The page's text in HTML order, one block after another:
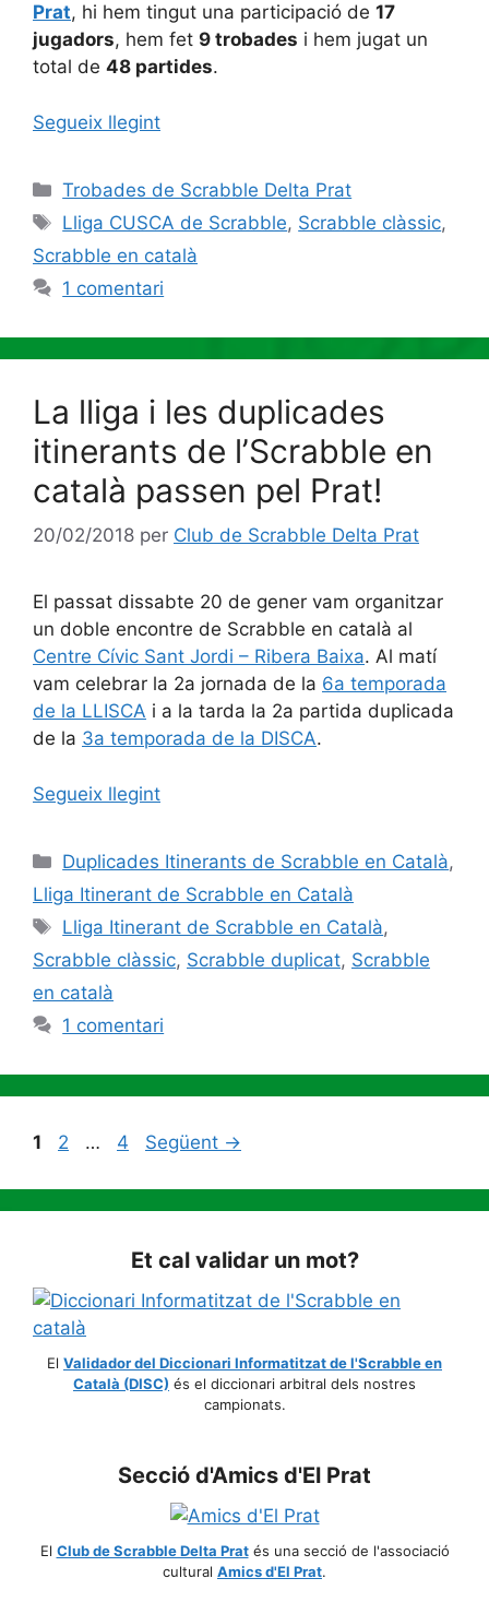
Prat, hi hem tingut una participació de 17
jugadors, hem fet 9 trobades i hem jugat un
total de 48 partides.
Segueix llegint
Categories
Trobades de Scrabble Delta Prat
Etiquetes
Lliga CUSCA de Scrabble, Scrabble clàssic,
Scrabble en català
1 comentari
La lliga i les duplicades
itinerants de l’Scrabble en
català passen pel Prat!
20/02/2018 per Club de Scrabble Delta Prat
El passat dissabte 20 de gener vam organitzar
un doble encontre de Scrabble en català al
Centre Cívic Sant Jordi – Ribera Baixa. Al matí
vam celebrar la 2a jornada de la 6a temporada
de la LLISCA i a la tarda la 2a partida duplicada
de la 3a temporada de la DISCA.
Segueix llegint
Categories
Duplicades Itinerants de Scrabble en Català,
Lliga Itinerant de Scrabble en Català
Etiquetes
Lliga Itinerant de Scrabble en Català,
Scrabble clàssic, Scrabble duplicat, Scrabble
en català
1 comentari
Pàgina
1 Pàgina
2 … Pàgina
4 Següent →
Et cal validar un mot?
El Validador del Diccionari Informatitzat de l'Scrabble en
Català (DISC) és el diccionari arbitral dels nostres
campionats.
Secció d'Amics d'El Prat
El Club de Scrabble Delta Pratés una secció de l'associació
cultural Amics d'El Prat.